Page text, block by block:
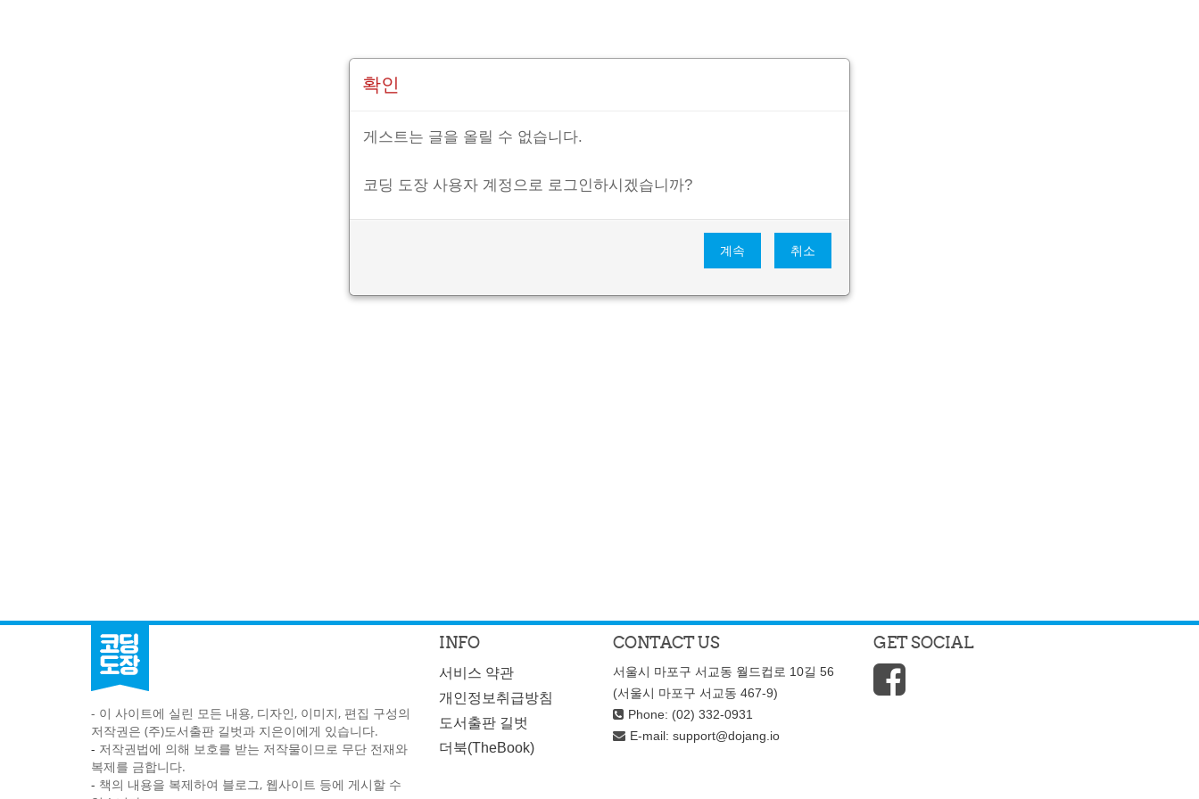
확인
게스트는 글을 올릴 수 없습니다.
코딩 도장 사용자 계정으로 로그인하시겠습니까?
- 이 사이트에 실린 모든 내용, 디자인, 이미지, 편집 구성의
저작권은 (주)도서출판 길벗과 지은이에게 있습니다.
- 저작권법에 의해 보호를 받는 저작물이므로 무단 전재와
복제를 금합니다.
- 책의 내용을 복제하여 블로그, 웹사이트 등에 게시할 수
INFO
서비스 약관
개인정보취급방침
도서출판 길벗
더북(TheBook)
CONTACT US
서울시 마포구 서교동 월드컵로 10길 56
(서울시 마포구 서교동 467-9)
Phone: (02) 332-0931
E-mail:support@dojang.io
GET SOCIAL